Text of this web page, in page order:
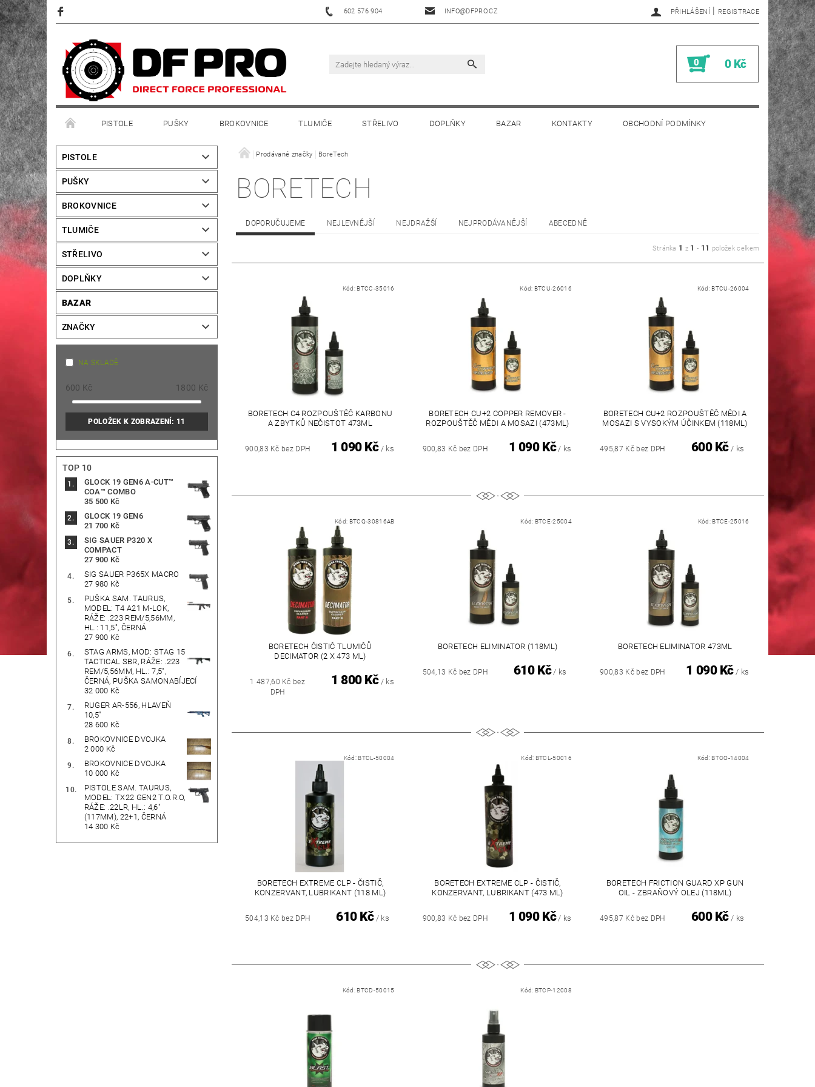
602 576 904 INFO@DFPRO.CZ PŘIHLÁŠENÍ | REGISTRACE
0 0 Kč
PISTOLE PUŠKY BROKOVNICE TLUMIČE STŘELIVO DOPLŇKY BAZAR KONTAKTY OBCHODNÍ PODMÍNKY
PISTOLE
PUŠKY
BROKOVNICE
TLUMIČE
STŘELIVO
DOPLŇKY
BAZAR
ZNAČKY
NA SKLADĚ
600 Kč 1800 Kč
POLOŽEK K ZOBRAZENÍ: 11
TOP 10
GLOCK 19 GEN6 A-CUT™
COA™ COMBO
35 500 Kč
GLOCK 19 GEN6
21 700 Kč
SIG SAUER P320 X
COMPACT
27 900 Kč
SIG SAUER P365X MACRO
27 980 Kč
PUŠKA SAM. TAURUS,
MODEL: T4 A21 M-LOK,
RÁŽE: .223 REM/5,56MM,
HL.: 11,5", ČERNÁ
27 900 Kč
STAG ARMS, MOD: STAG 15
TACTICAL SBR, RÁŽE: .223
REM/5,56MM, HL.: 7,5",
ČERNÁ, PUŠKA SAMONABÍJECÍ
32 000 Kč
RUGER AR-556, HLAVEŇ
10,5"
28 600 Kč
BROKOVNICE DVOJKA
2 000 Kč
BROKOVNICE DVOJKA
10 000 Kč
PISTOLE SAM. TAURUS,
MODEL: TX22 GEN2 T.O.R.O,
RÁŽE: .22LR, HL.: 4,6"
(117MM), 22+1, ČERNÁ
14 300 Kč
Prodávané značky BoreTech
BORETECH
DOPORUČUJEME NEJLEVNĚJŠÍ NEJDRAŽŠÍ NEJPRODÁVANĚJŠÍ ABECEDNĚ
Stránka 1 z 1 - 11 položek celkem
Kód: BTCC-35016
BORETECH C4 ROZPOUŠTĚČ KARBONU
A ZBYTKŮ NEČISTOT 473ML
900,83 Kč bez DPH 1 090 Kč / ks
Kód: BTCU-26016
BORETECH CU+2 COPPER REMOVER -
ROZPOUŠTĚČ MĚDI A MOSAZI (473ML)
900,83 Kč bez DPH 1 090 Kč / ks
Kód: BTCU-26004
BORETECH CU+2 ROZPOUŠTĚČ MĚDI A
MOSAZI S VYSOKÝM ÚČINKEM (118ML)
495,87 Kč bez DPH 600 Kč / ks
Kód: BTCQ-30816AB
BORETECH ČISTIČ TLUMIČŮ
DECIMATOR (2 X 473 ML)
1 487,60 Kč bez
DPH
1 800 Kč / ks
Kód: BTCE-25004
BORETECH ELIMINATOR (118ML)
504,13 Kč bez DPH 610 Kč / ks
Kód: BTCE-25016
BORETECH ELIMINATOR 473ML
900,83 Kč bez DPH 1 090 Kč / ks
Kód: BTCL-50004
BORETECH EXTREME CLP - ČISTIČ,
KONZERVANT, LUBRIKANT (118 ML)
504,13 Kč bez DPH 610 Kč / ks
Kód: BTCL-50016
BORETECH EXTREME CLP - ČISTIČ,
KONZERVANT, LUBRIKANT (473 ML)
900,83 Kč bez DPH 1 090 Kč / ks
Kód: BTCO-14004
BORETECH FRICTION GUARD XP GUN
OIL - ZBRAŇOVÝ OLEJ (118ML)
495,87 Kč bez DPH 600 Kč / ks
Kód: BTCD-50015 Kód: BTCP-12008